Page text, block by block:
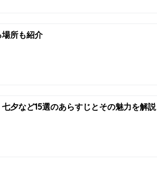
所も紹介
夕など15選のあらすじとその魅力を解説